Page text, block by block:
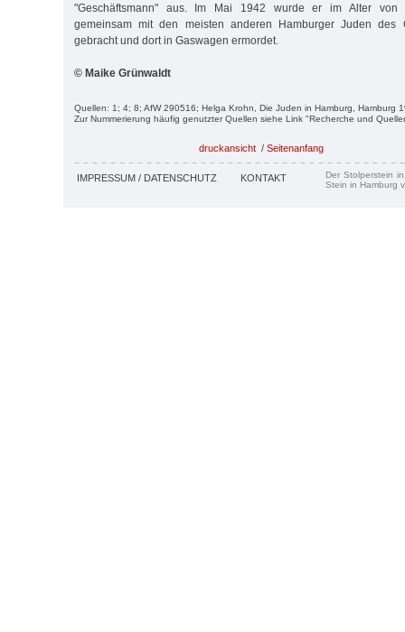
"Geschäftsmann" aus. Im Mai 1942 wurde er im Alter von
gemeinsam mit den meisten anderen Hamburger Juden des
gebracht und dort in Gaswagen ermordet.
© Maike Grünwaldt
Quellen: 1; 4; 8; AfW 290516; Helga Krohn, Die Juden in Hamburg, Hamburg
Zur Nummerierung häufig genutzter Quellen siehe Link "Recherche und
druckansicht / Seitenanfang
IMPRESSUM / DATENSCHUTZ KONTAKT
Der Stolperstein
Stein in Hamburg